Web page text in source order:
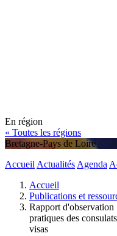
En région
« Toutes les régions
Bretagne-Pays de Loire
Accueil Actualités Agenda
Accueil
Publications et
Rapport
pratiques des
visas